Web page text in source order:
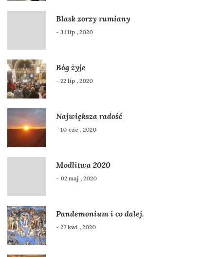
Blask zorzy rumiany
- 31 lip , 2020
Bóg żyje
- 22 lip , 2020
Największa radość
- 10 cze , 2020
Modlitwa 2020
- 02 maj , 2020
Pandemonium i co dalej.
- 27 kwi , 2020